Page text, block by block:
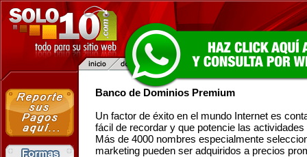
Banco de Dominios Premium
Un factor de éxito en el mundo Internet es
fácil de recordar y que potencie las
Más de 4000 nombres especialmente
marketing pueden ser adquiridos a precios